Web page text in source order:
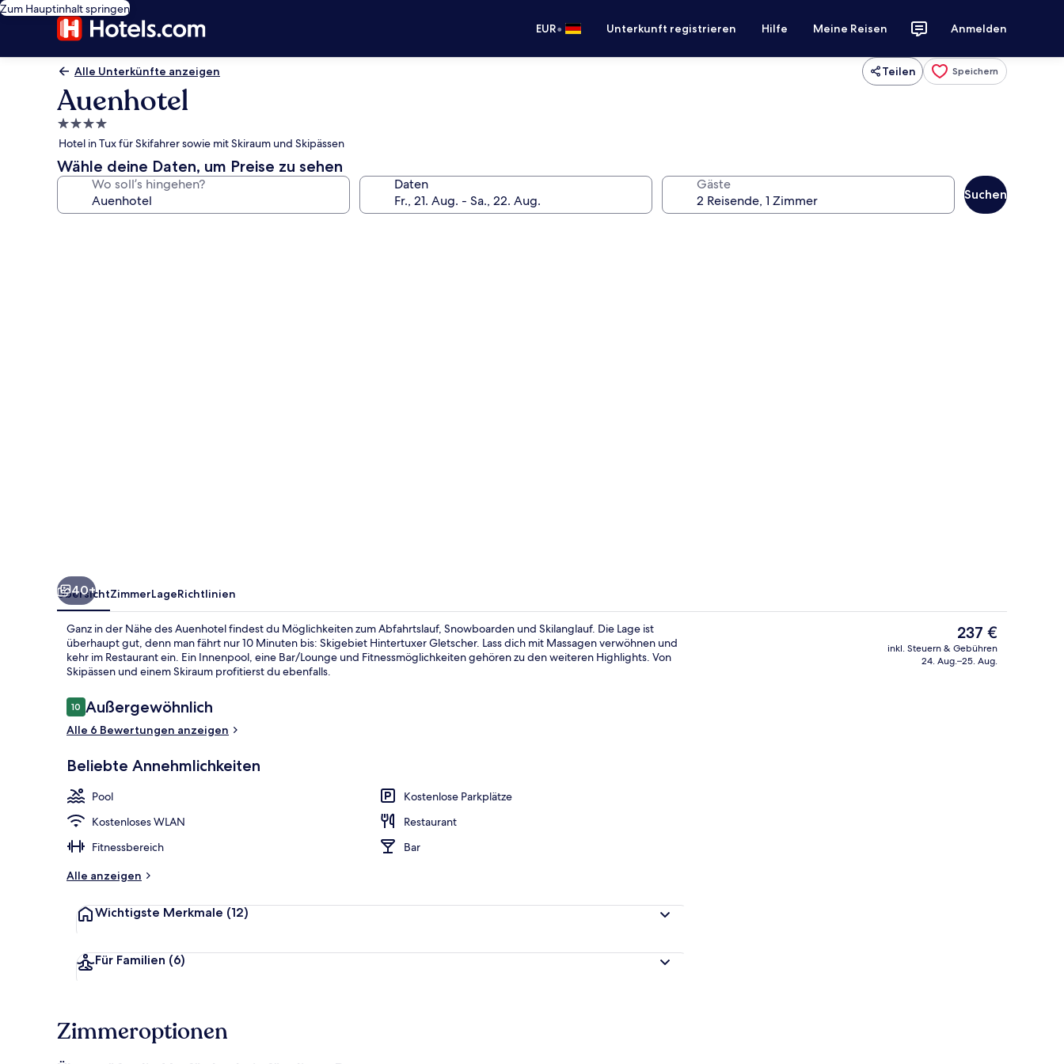
Zum Hauptinhalt springen
EUR• Unterkunft registrieren Hilfe Meine Reisen Anmelden
Alle Unterkünfte anzeigen Teilen Speichern
Auenhotel
4.0-
Sterne-
Unterkunft
Hotel in Tux für Skifahrer sowie mit Skiraum und Skipässen
Wähle deine Daten, um Preise zu sehen
Wo soll’s hingehen? Daten Gäste
Suchen
40+
ÜbersichtZimmerLageRichtlinien
Ganz in der Nähe des Auenhotel findest du Möglichkeiten zum Abfahrtslauf, Snowboarden und Skilanglauf. Die Lage ist
überhaupt gut, denn man fährt nur 10 Minuten bis: Skigebiet Hintertuxer Gletscher. Lass dich mit Massagen verwöhnen und
kehr im Restaurant ein. Ein Innenpool, eine Bar/Lounge und Fitnessmöglichkeiten gehören zu den weiteren Highlights. Von
Skipässen und einem Skiraum profitierst du ebenfalls.
Bewertungen
1010 von 10.
Außergewöhnlich
Alle 6 Bewertungen anzeigen
Beliebte Annehmlichkeiten
Pool
Kostenlose Parkplätze
Kostenloses WLAN
Restaurant
Fitnessbereich
Bar
Alle anzeigen
Wichtigste Merkmale (12)
Für Familien (6)
Der
aktuelle
Preis
237 €
inkl. Steuern & Gebühren
24. Aug.–25. Aug.
Zimmeroptionen